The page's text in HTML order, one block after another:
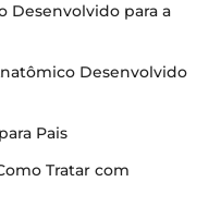
Desenvolvido para a
Desenvolvido
Pais
Tratar com